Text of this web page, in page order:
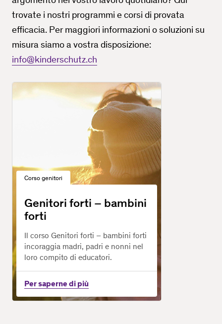
trovate i nostri programmi e corsi di provata
efficacia. Per maggiori informazioni o soluzioni su
misura siamo a vostra disposizione:
info@kinderschutz.ch
Genitori forti – bambini
forti
Corso genitori
Il corso Genitori forti – bambini forti
incoraggia madri, padri e nonni nel
loro compito di educatori.
Per saperne di più